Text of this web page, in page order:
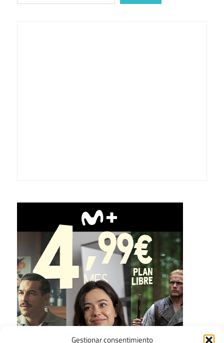
Gestionar consentimiento